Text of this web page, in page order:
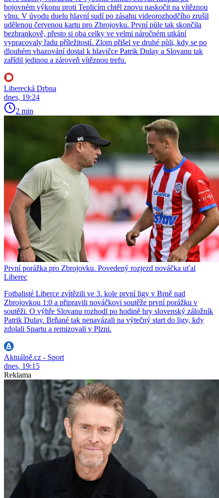
bojovném výkonu proti Teplicím chtěl znovu naskočit na vítěznou
vlnu. V úvodu duelu hlavní sudí po zásahu videorozhodčího zrušil
udělenou červenou kartu pro Zbrojovku. První půle tak skončila
bezbrankově, přesto si oba celky ve velmi náročném utkání
vypracovaly řadu příležitostí. Zlom přišel ve druhé půli, kdy se po
dlouhém vhazování dostal k hlavičce Patrik Dulay a Slovanu tak
zařídil jedinou a zároveň vítěznou trefu.
Liberecká Drbna
dnes, 19:24
2 min
První porážka pro Zbrojovku. Povedený rozjezd nováčka uťal
Liberec
Fotbalisté Liberce zvítězili ve 3. kole první ligy v Brně nad
Zbrojovkou 1:0 a připravili nováčkovi soutěže první porážku v
soutěži. O výhře Slovanu rozhodl po hodině hry slovenský záložník
Patrik Dulay. Brňané tak nenavázali na výtečný start do ligy, kdy
zdolali Spartu a remizovali v Plzni.
Aktuálně.cz - Sport
dnes, 19:15
Reklama